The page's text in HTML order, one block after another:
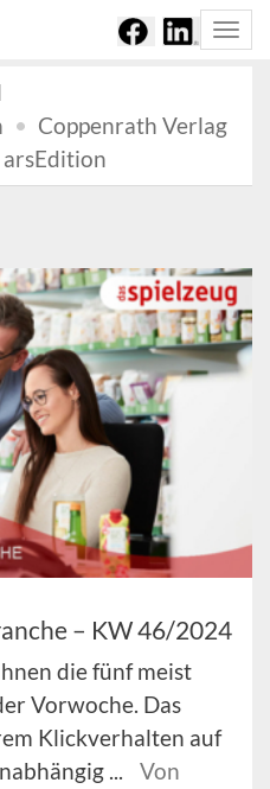
Coppenrath Verlag
arsEdition
– KW 46/2024
die fünf meist
Vorwoche. Das
Klickverhalten auf
...
Von